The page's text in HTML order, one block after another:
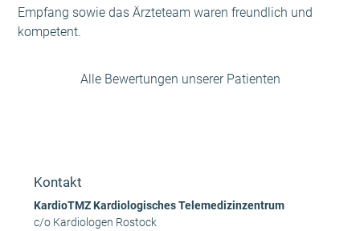
Empfang sowie das Ärzteteam waren freundlich und
kompetent.
Alle Bewertungen unserer Patienten
Kontakt
KardioTMZ Kardiologisches Telemedizinzentrum
c/o Kardiologen Rostock